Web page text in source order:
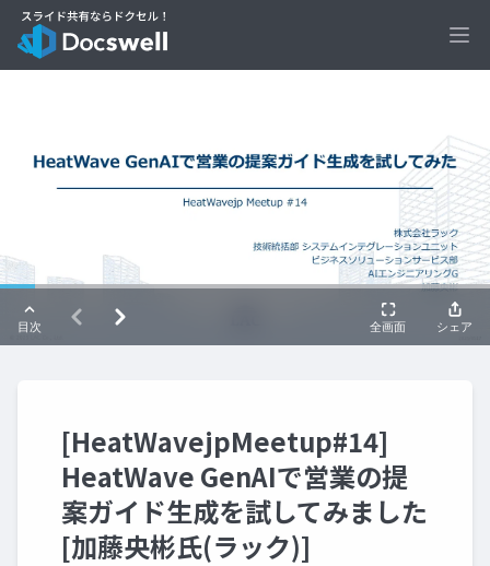
[HeatWavejpMeetup#14]
HeatWave GenAIで営業の提
案ガイド生成を試してみました
[加藤央彬氏(ラック)]